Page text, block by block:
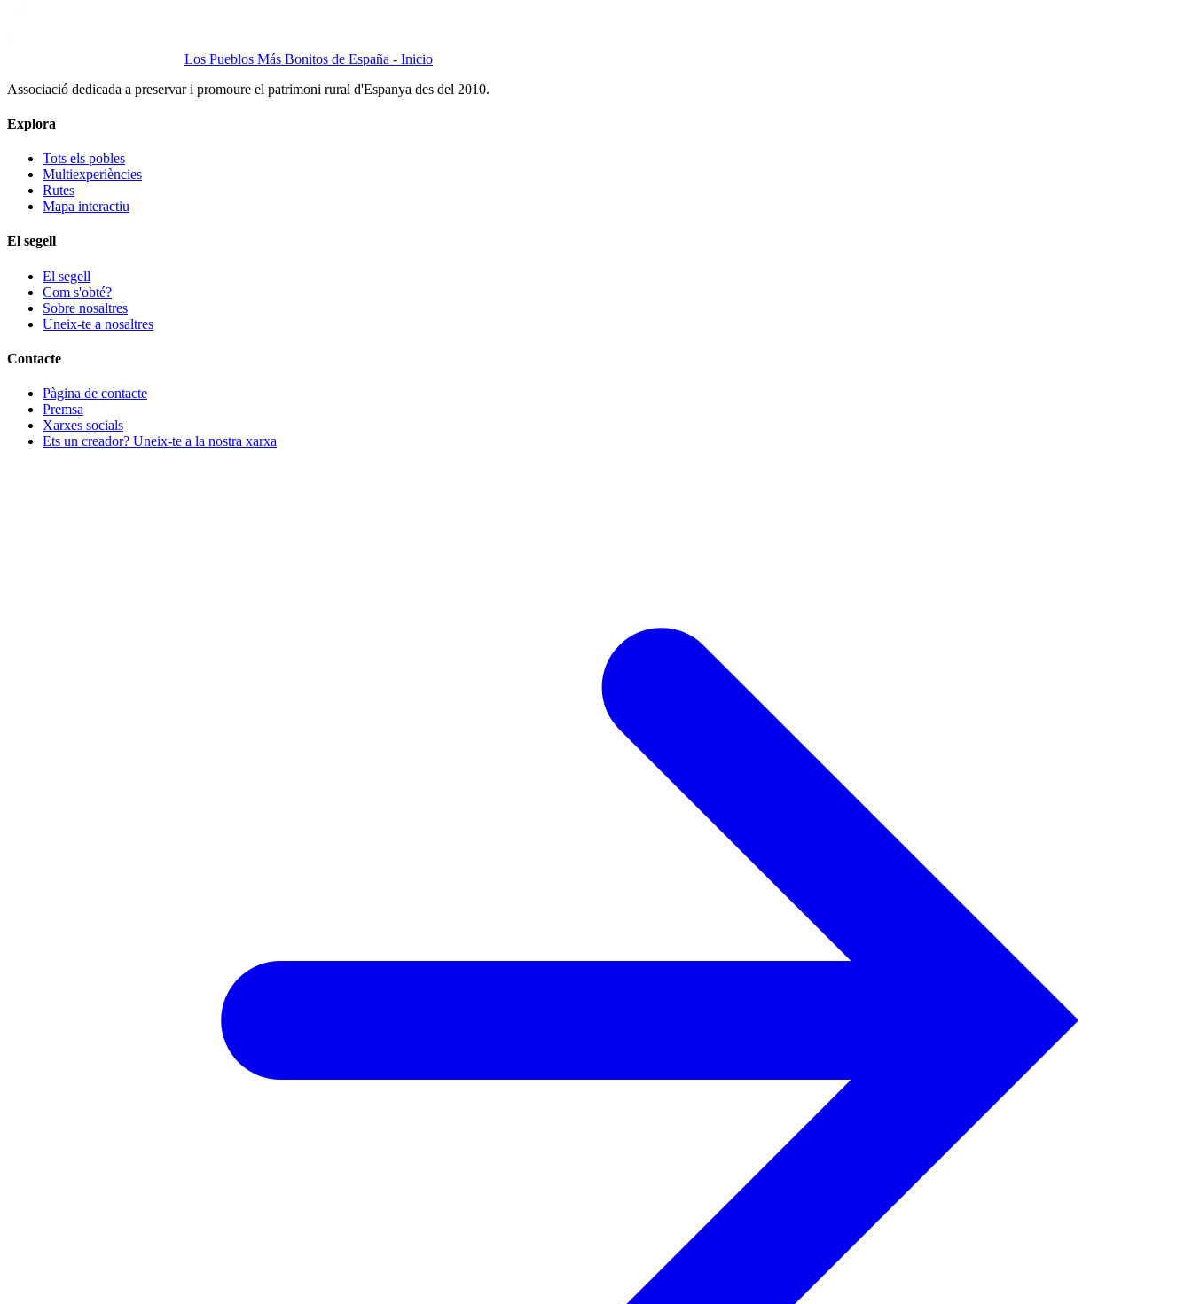
Los Pueblos Más Bonitos de España - Inicio
Associació dedicada a preservar i promoure el patrimoni rural d'Espanya des del 2010.
Explora
Tots els pobles
Multiexperiències
Rutes
Mapa interactiu
El segell
El segell
Com s'obté?
Sobre nosaltres
Uneix-te a nosaltres
Contacte
Pàgina de contacte
Premsa
Xarxes socials
Ets un creador? Uneix-te a la nostra xarxa